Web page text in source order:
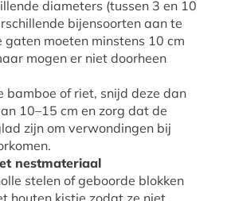
diameters (tussen 3 en 10
bijensoorten aan te
gaten moeten minstens 10 cm
mogen er niet doorheen
bamboe of riet, snijd deze dan
10–15 cm en zorg dat de
zijn om verwondingen bij
nestmateriaal
stelen of geboorde blokken